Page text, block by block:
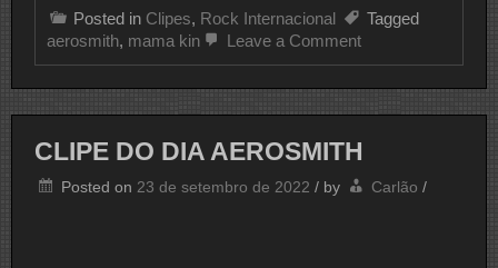
Posted in Clipes, Rock Internacional
Tagged
aerosmith, mama kin Leave a Commenton
AEROSMITH
CLIPE DO DIA AEROSMITH
Posted on 23 de setembro de 2022 / by Carlão /